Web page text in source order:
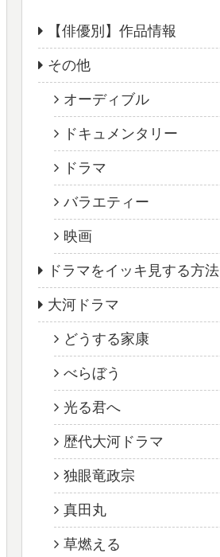
【俳優別】作品情報
その他
オーディブル
ドキュメンタリー
ドラマ
バラエティー
映画
ドラマをイッキ見する方法
大河ドラマ
どうする家康
べらぼう
光る君へ
歴代大河ドラマ
独眼竜政宗
真田丸
草燃える